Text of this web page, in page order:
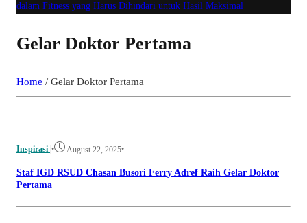
dalam Fitness yang Harus Dihindari untuk Hasil Maksimal
Gelar Doktor Pertama
Home / Gelar Doktor Pertama
Inspirasi |• August 22, 2025•
Staf IGD RSUD Chasan Busori Ferry Adref Raih Gelar Doktor
Pertama